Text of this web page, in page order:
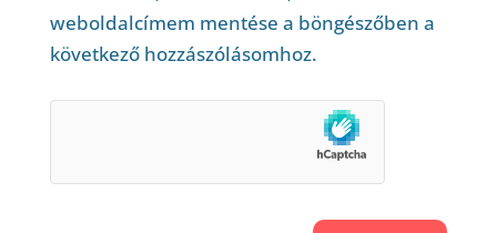
weboldalcímem mentése a böngészőben a
következő hozzászólásomhoz.